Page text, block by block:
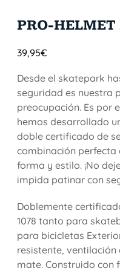
PRO-
39,95€
Desde el skatepark
seguridad es nuestra
preocupación. Es por
hemos desarrollado
doble certificado de
combinación perfecta
forma y estilo. ¡No
impida patinar con
Doblemente
1078 tanto para
para bicicletas
resistente,
mate. Construido con